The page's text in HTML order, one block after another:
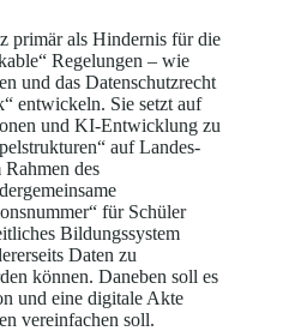
primär als Hindernis für die
Regelungen – wie
und das Datenschutzrecht
entwickeln. Sie setzt auf
und KI-Entwicklung zu
auf Landes-
des
für Schüler
Bildungssystem
Daten zu
können. Daneben soll es
und eine digitale Akte
vereinfachen soll.